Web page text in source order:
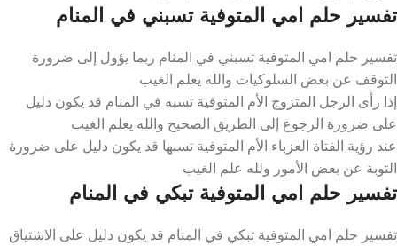
تفسير حلم امي المتوفية تسبني في المنام
تفسير حلم امي المتوفية تسبني في المنام ربما يؤول إلى ضرورة
التوقف عن بعض السلوكيات والله يعلم الغيب
إذا رأى الرجل المتزوج الأم المتوفية تسبه في المنام قد يكون دليل
على ضرورة الرجوع إلى الطريق الصحيح والله يعلم الغيب
عند رؤية الفتاة العزباء الأم المتوفية تسبها قد يكون دليل على ضرورة
التوبة عن بعض الأمور ولله علم الغيب
تفسير حلم امي المتوفية تبكي في المنام
تفسير حلم امي المتوفية تبكي في المنام قد يكون دليل على الاشتياق